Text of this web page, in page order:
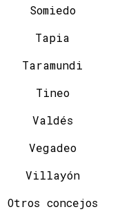
Somiedo
Tapia
Taramundi
Tineo
Valdés
Vegadeo
Villayón
Otros concejos